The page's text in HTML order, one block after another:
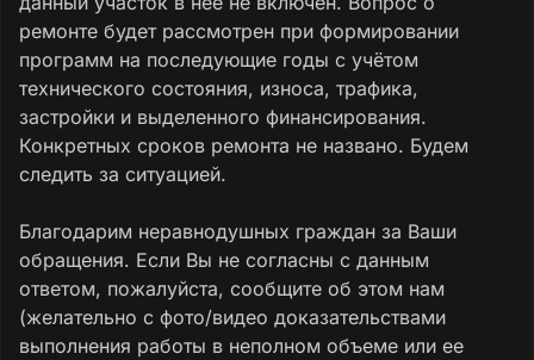
ремонте будет рассмотрен при формировании
программ на последующие годы с учётом
технического состояния, износа, трафика,
застройки и выделенного финансирования.
Конкретных сроков ремонта не названо. Будем
следить за ситуацией.
Благодарим неравнодушных граждан за Ваши
обращения. Если Вы не согласны с данным
ответом, пожалуйста, сообщите об этом нам
(желательно с фото/видео доказательствами
выполнения работы в неполном объеме или ее